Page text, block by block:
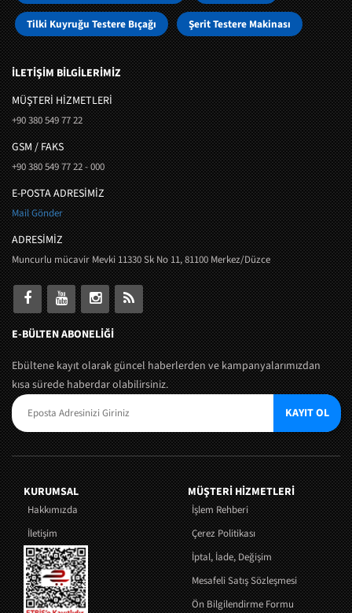
Tilki Kuyruğu Testere Bıçağı Şerit Testere Makinası
İLETİŞİM BİLGİLERİMİZ
MÜŞTERI HIZMETLERI
+90 380 549 77 22
GSM / FAKS
+90 380 549 77 22 - 000
E-POSTA ADRESİMİZ
Mail Gönder
ADRESİMİZ
Muncurlu mücavir Mevki 11330 Sk No 11, 81100 Merkez/Düzce
E-BÜLTEN ABONELİĞİ
Ebültene kayıt olarak güncel haberlerden ve kampanyalarımızdan
kısa sürede haberdar olabilirsiniz.
KAYIT OL
KURUMSAL
Hakkımızda
İletişim
MÜŞTERI HIZMETLERI
İşlem Rehberi
Çerez Politikası
İptal, İade, Değişim
Mesafeli Satış Sözleşmesi
Ön Bilgilendirme Formu